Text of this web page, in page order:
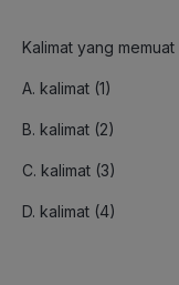
Kalimat yang
A. kalimat (1)
B. kalimat (2)
C. kalimat (3)
D. kalimat (4)